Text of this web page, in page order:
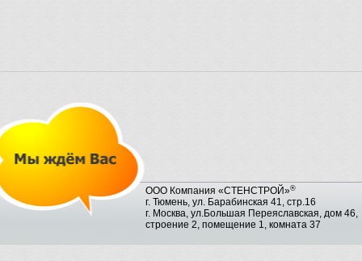
ООО Компания «СТЕНСТРОЙ»®
г. Тюмень, ул. Барабинская 41, стр.16
г. Москва, ул.Большая Переяславская, дом 46,
строение 2, помещение 1, комната 37